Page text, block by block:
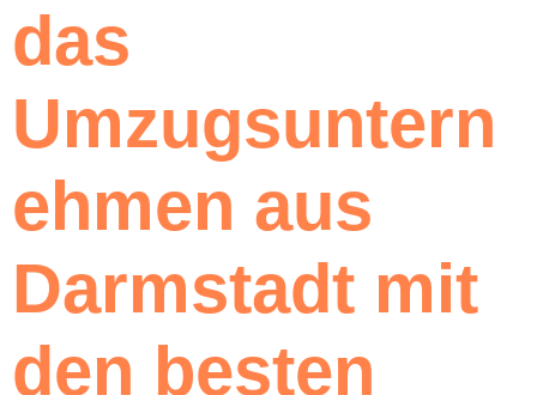
das
Umzugsuntern
ehmen aus
Darmstadt mit
den besten